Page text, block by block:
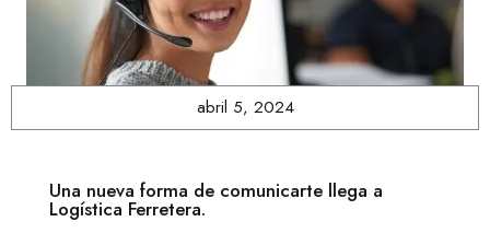
abril 5, 2024
Una nueva forma de comunicarte llega a
Logística Ferretera.